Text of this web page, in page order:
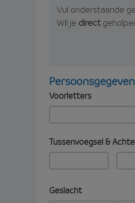
Vul onderstaande
Wil je direct
Voorletters
Tussenvoegsel &
Geslacht